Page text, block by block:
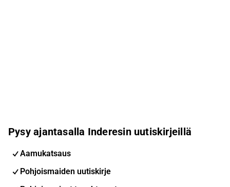
Pysy ajantasalla Inderesin uutiskirjeillä
Aamukatsaus
Pohjoismaiden uutiskirje